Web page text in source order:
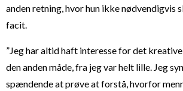
anden retning, hvor hun ikke nødvendigvis
facit.
”Jeg har altid haft interesse for det
den anden måde, fra jeg var helt lille. Jeg
spændende at prøve at forstå, hvorfor